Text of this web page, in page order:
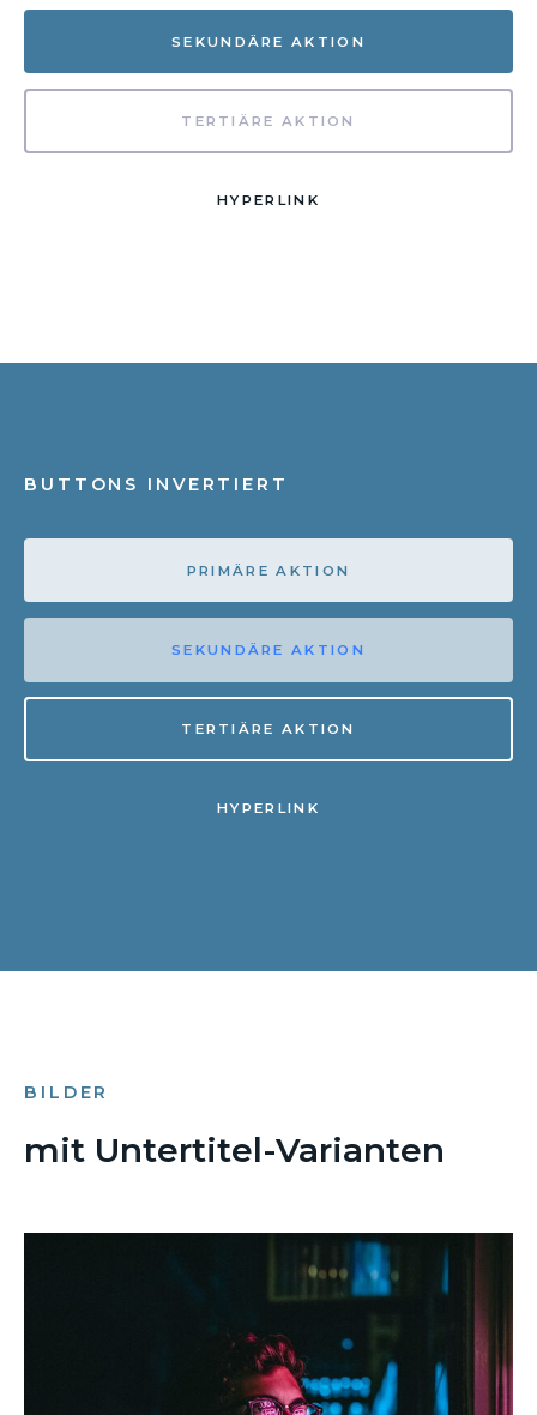
SEKUNDÄRE AKTION
TERTIÄRE AKTION
HYPERLINK
BUTTONS INVERTIERT
PRIMÄRE AKTION
SEKUNDÄRE AKTION
TERTIÄRE AKTION
HYPERLINK
BILDER
mit Untertitel-Varianten